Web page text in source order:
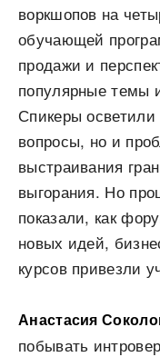
воркшопов на
обучающей
продажи и
популярные темы
Спикеры
вопросы, но и
выстраивания
выгорания. Но
показали, как
новых идей,
курсов привезли
Анастасия
побывать